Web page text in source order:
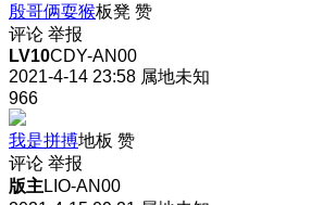
殷哥俩耍猴板凳 赞
评论 举报
LV10CDY-AN00
2021-4-14 23:58 属地未知
966
我是拼搏地板 赞
评论 举报
版主LIO-AN00